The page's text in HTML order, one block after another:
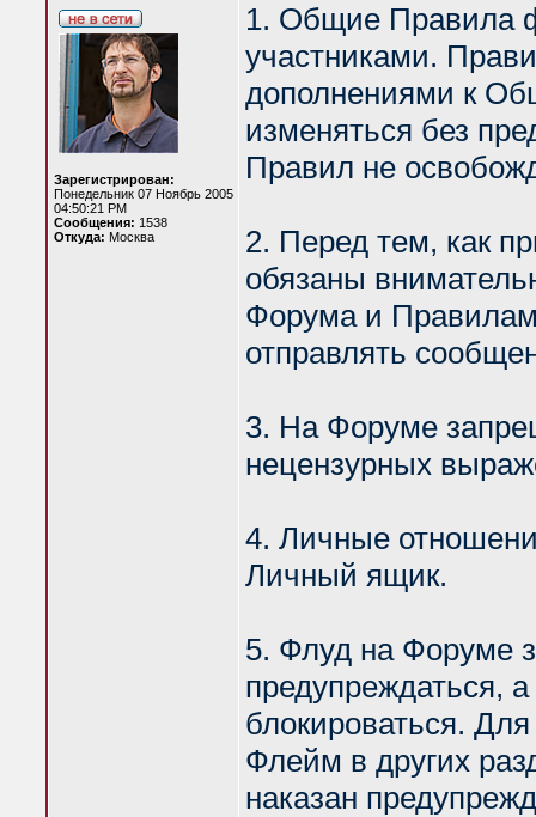
Зарегистрирован:
Понедельник 07 Ноябрь 2005
04:50:21 PM
Сообщения: 1538
Откуда: Москва
1. Общие Правила
участниками.
дополнениями к
изменяться без
Правил не
2. Перед тем, как
обязаны
Форума и
отправлять
3. На Форуме
нецензурных
4. Личные
Личный ящик.
5. Флуд на Форуме
предупреждаться,
блокироваться.
Флейм в других
наказан